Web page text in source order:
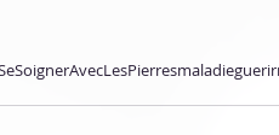
maladieguerir